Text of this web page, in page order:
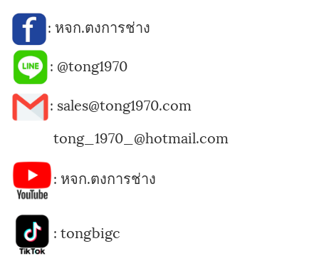
: หจก.ตงการช่าง
: @tong1970
: sales@tong1970.com
tong_1970_@hotmail.com
: หจก.ตงการช่าง
: tongbigc